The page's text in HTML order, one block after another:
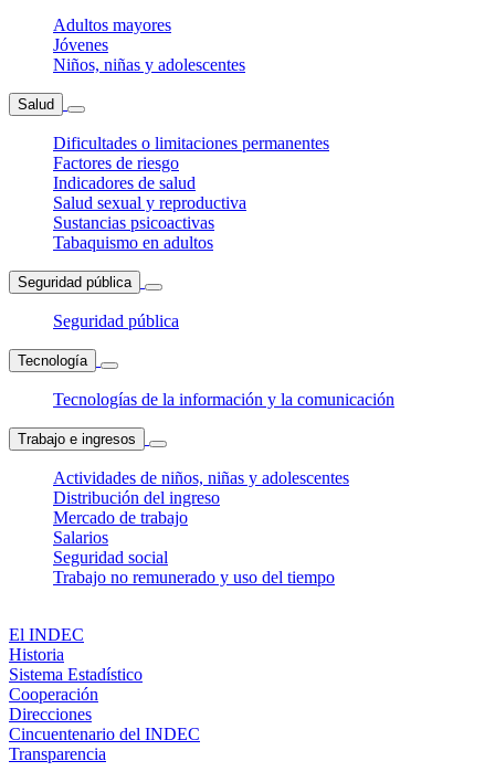
Adultos mayores
Jóvenes
Niños, niñas y adolescentes
Salud
Dificultades o limitaciones permanentes
Factores de riesgo
Indicadores de salud
Salud sexual y reproductiva
Sustancias psicoactivas
Tabaquismo en adultos
Seguridad pública
Seguridad pública
Tecnología
Tecnologías de la información y la comunicación
Trabajo e ingresos
Actividades de niños, niñas y adolescentes
Distribución del ingreso
Mercado de trabajo
Salarios
Seguridad social
Trabajo no remunerado y uso del tiempo
El INDEC
Historia
Sistema Estadístico
Cooperación
Direcciones
Cincuentenario del INDEC
Transparencia